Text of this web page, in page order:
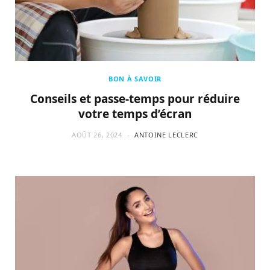
BON À SAVOIR
Conseils et passe-temps pour réduire
votre temps d’écran
AOÛT 26, 2024 ANTOINE LECLERC